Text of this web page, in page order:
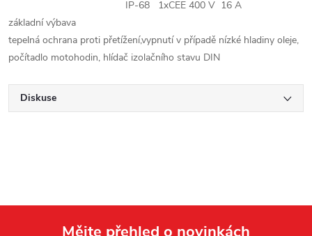
IP-68 1xCEE 400 V 16 A
základní výbava
tepelná ochrana proti přetížení,vypnutí v případě nízké hladiny oleje,
počítadlo motohodin, hlídač izolačního stavu DIN
Diskuse
Mějte přehled o novinkách